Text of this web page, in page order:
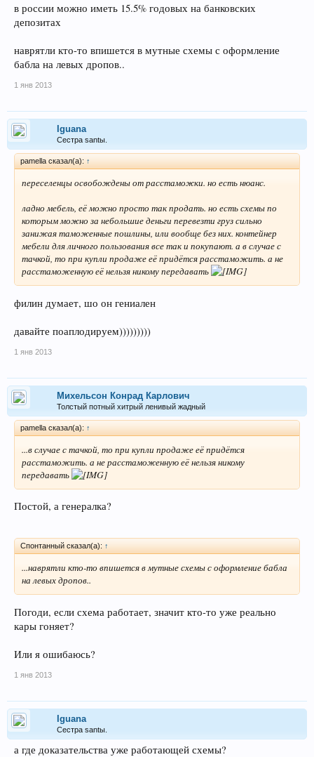
в россии можно иметь 15.5% годовых на банковских
депозитах
наврятли кто-то впишется в мутные схемы с оформление
бабла на левых дропов..
1 янв 2013
Iguana
Сестра santы.
pamella сказал(а): ↑
переселенцы освобождены от расстаможки. но есть нюанс.
ладно мебель, её можно просто так продать. но есть схемы по
которым можно за небольшие деньги перевезти груз сильно
занижая таможенные пошлины, или вообще без них. контейнер
мебели для личного пользования все так и покупают. а в случае с
тачкой, то при купли продаже её придётся расстаможить. а не
расстаможенную её нельзя никому передавать
филин думает, шо он гениален
давайте поаплодируем)))))))))
1 янв 2013
Михельсон Конрад Карлович
Толстый потный хитрый ленивый жадный
pamella сказал(а): ↑
...в случае с тачкой, то при купли продаже её придётся
расстаможить. а не расстаможенную её нельзя никому
передавать
Постой, а генералка?
Спонтанный сказал(а): ↑
...наврятли кто-то впишется в мутные схемы с оформление бабла
на левых дропов..
Погоди, если схема работает, значит кто-то уже реально
кары гоняет?
Или я ошибаюсь?
1 янв 2013
Iguana
Сестра santы.
а где доказательства уже работающей схемы?